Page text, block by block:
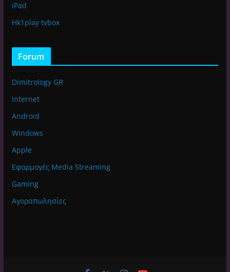
iPad
Hk1play tvbox
Forum
Dimitrology GR
Internet
Android
Windows
Apple
Εφαρμογές Media Streaming
Gaming
Αγοραπωλησίες